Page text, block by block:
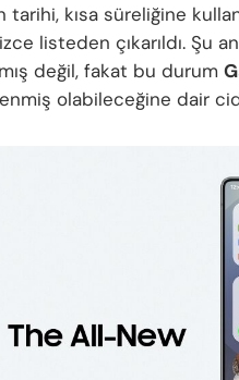
tarihi, kısa süreliğine
listeden çıkarıldı. Şu
değil, fakat bu durum
olabileceğine dair